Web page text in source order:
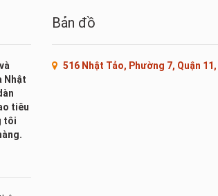
Nhật
tiêu
tôi
Bản đồ
516 Nhật Tảo, Phường 7, Quận 11,